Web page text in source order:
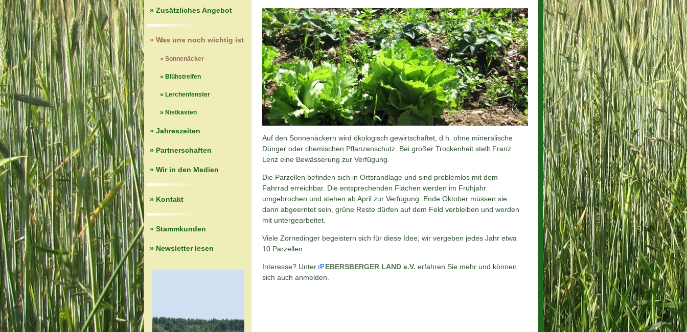
Auf den Sonnenäckern wird ökologisch gewirtschaftet, d.h. ohne mineralische
Dünger oder chemischen Pflanzenschutz. Bei großer Trockenheit stellt Franz
Lenz eine Bewässerung zur Verfügung.
Die Parzellen befinden sich in Ortsrandlage und sind problemlos mit dem
Fahrrad erreichbar. Die entsprechenden Flächen werden im Frühjahr
umgebrochen und stehen ab April zur Verfügung. Ende Oktober müssen sie
dann abgeerntet sein, grüne Reste dürfen auf dem Feld verbleiben und werden
mit untergearbeitet.
Viele Zornedinger begeistern sich für diese Idee; wir vergeben jedes Jahr etwa
10 Parzellen.
Interesse? Unter EBERSBERGER LAND e.V. erfahren Sie mehr und können
sich auch anmelden.
» Zusätzliches Angebot
» Was uns noch wichtig ist
» Sonnenäcker
» Blühstreifen
» Lerchenfenster
» Nistkästen
» Jahreszeiten
» Partnerschaften
» Wir in den Medien
» Kontakt
» Stammkunden
» Newsletter lesen